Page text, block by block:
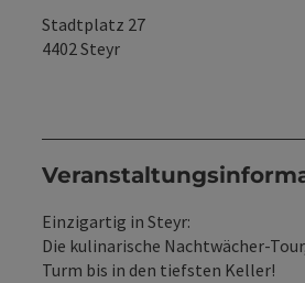
Stadtplatz 27
4402Steyr
Einzigartig in Steyr:
Die kulinarische Nachtwächer-
Turm bis in den tiefsten Keller!